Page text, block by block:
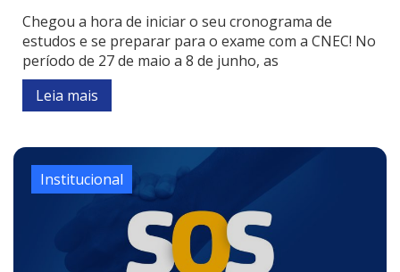
Chegou a hora de iniciar o seu cronograma de
estudos e se preparar para o exame com a CNEC! No
período de 27 de maio a 8 de junho, as
Leia mais
Institucional